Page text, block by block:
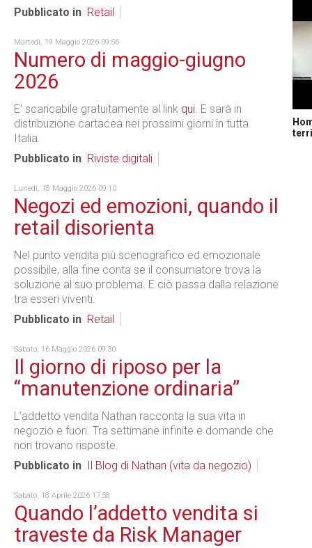
Pubblicato in Retail
Martedì, 19 Maggio 2026 09:56
Numero di maggio-giugno
2026
E' scaricabile gratuitamente al link qui. E sarà in
distribuzione cartacea nei prossimi giorni in tutta
Italia.
Pubblicato in Riviste digitali
Lunedì, 18 Maggio 2026 09:10
Negozi ed emozioni, quando il
retail disorienta
Nel punto vendita più scenografico ed emozionale
possibile, alla fine conta se il consumatore trova la
soluzione al suo problema. E ciò passa dalla relazione
tra esseri viventi.
Pubblicato in Retail
Sabato, 16 Maggio 2026 09:30
Il giorno di riposo per la
“manutenzione ordinaria”
L’addetto vendita Nathan racconta la sua vita in
negozio e fuori. Tra settimane infinite e domande che
non trovano risposte.
Pubblicato in
Il Blog di Nathan (vita da negozio)
Sabato, 18 Aprile 2026 17:58
Quando l’addetto vendita si
traveste da Risk Manager